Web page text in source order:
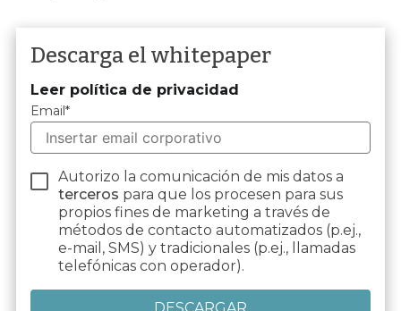
Descarga el whitepaper
Leer política de privacidad
Email*
Autorizo la comunicación de mis datos a
terceros para que los procesen para sus
propios fines de marketing a través de
métodos de contacto automatizados (p.ej.,
e-mail, SMS) y tradicionales (p.ej., llamadas
telefónicas con operador).